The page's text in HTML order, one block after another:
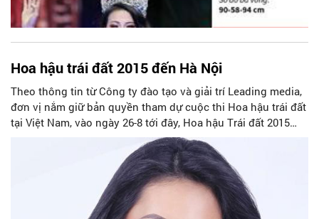
Hoa hậu trái đất 2015 đến Hà Nội
Theo thông tin từ Công ty đào tạo và giải trí Leading media,
đơn vị nắm giữ bản quyền tham dự cuộc thi Hoa hậu trái đất
tại Việt Nam, vào ngày 26-8 tới đây, Hoa hậu Trái đất 2015
Angelia Ong sẽ đến Việt Nam để trực tiếp tìm kiếm ứng viên
Việt Nam tham gia cuộc thi Hoa hậu Trái đất 2018 và 2019.